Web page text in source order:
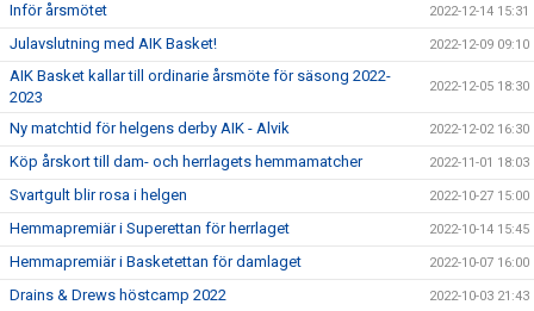
Inför årsmötet 2022-12-14 15:31
Julavslutning med AIK Basket! 2022-12-09 09:10
AIK Basket kallar till ordinarie årsmöte för säsong 2022-
2023
2022-12-05 18:30
Ny matchtid för helgens derby AIK - Alvik 2022-12-02 16:30
Köp årskort till dam- och herrlagets hemmamatcher 2022-11-01 18:03
Svartgult blir rosa i helgen 2022-10-27 15:00
Hemmapremiär i Superettan för herrlaget 2022-10-14 15:45
Hemmapremiär i Basketettan för damlaget 2022-10-07 16:00
Drains & Drews höstcamp 2022 2022-10-03 21:43